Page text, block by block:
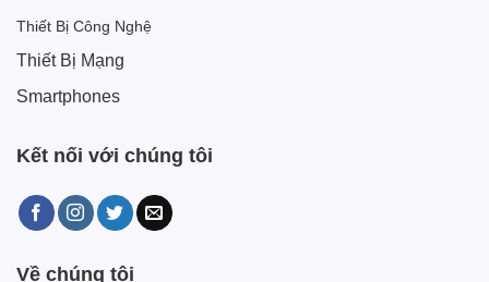
Thiết Bị Công Nghệ
Thiết Bị Mạng
Smartphones
Kết nối với chúng tôi
Về chúng tôi